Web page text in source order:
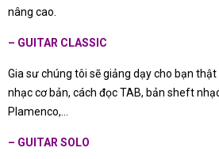
nâng cao.
– GUITAR CLASSIC
Gia sư chúng tôi sẽ giảng dạy cho bạn
nhạc cơ bản, cách đọc TAB, bản sheft
Plamenco,…
– GUITAR SOLO